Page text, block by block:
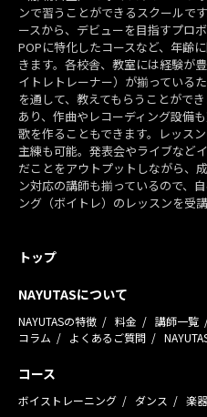
ンで習うことができるスクールで
ースから、デビューを目指すプロ
POPに特化したコースなど、年齢
きます。各校舎、教室には経験が
イトレトレーナー）が揃っている
を通して、教えてもらうことがで
あり、作曲やレコーディング設備
歌を作ることもできます。レッス
主練も可能。発表会やライブなど
だことをアウトプットしながら、
ン対応の講師も揃っているので、
ング（ボイトレ）のレッスンを受
トップ
NAYUTASについて
NAYUTASの特徴 料金 講師一覧
コラム
よくあるご質問
コース
ボイストレーニング ダンス 楽器